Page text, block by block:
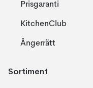
Prisgaranti
KitchenClub
Ångerrätt
Sortiment